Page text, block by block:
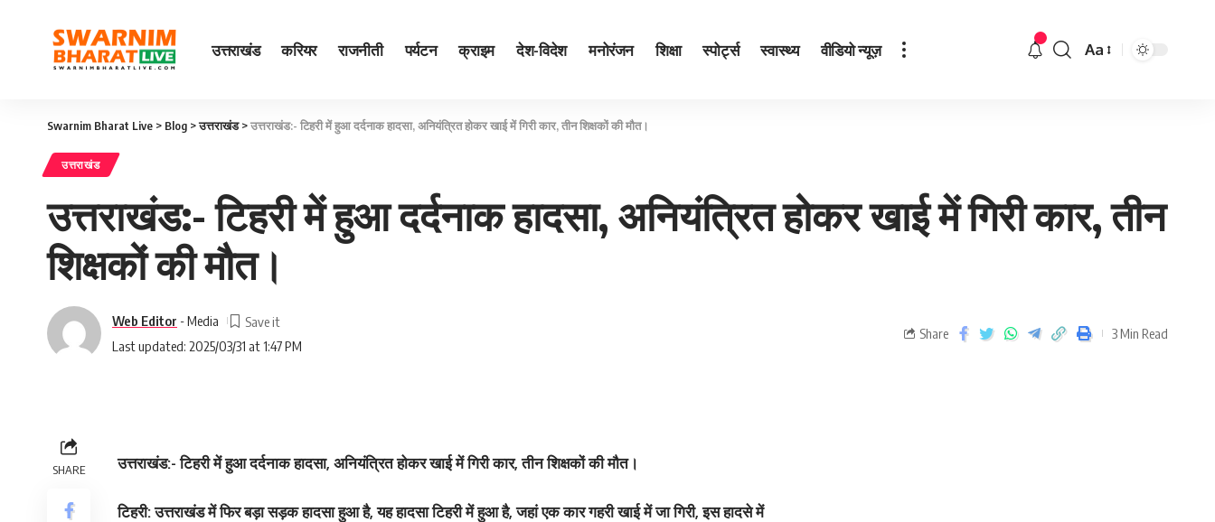
उत्तराखंड करियर राजनीती पर्यटन क्राइम देश-विदेश मनोरंजन शिक्षा स्पोर्ट्स स्वास्थ्य वीडियो न्यूज़ Aa
Swarnim Bharat Live > Blog >उत्तराखंड>उत्तराखंड:- टिहरी में हुआ दर्दनाक हादसा, अनियंत्रित होकर खाई में गिरी कार, तीन शिक्षकों की मौत।
उत्तराखंड
उत्तराखंड:- टिहरी में हुआ दर्दनाक हादसा, अनियंत्रित होकर खाई में गिरी कार, तीन
शिक्षकों की मौत।
Last updated: 2025/03/31 at 1:47 PM
Web Editor - Media
Share 3 Min Read
SHARE उत्तराखंड:- टिहरी में हुआ दर्दनाक हादसा, अनियंत्रित होकर खाई में गिरी कार, तीन शिक्षकों की मौत।
टिहरी: उत्तराखंड में फिर बड़ा सड़क हादसा हुआ है, यह हादसा टिहरी में हुआ है, जहां एक कार गहरी खाई में जा गिरी, इस हादसे में